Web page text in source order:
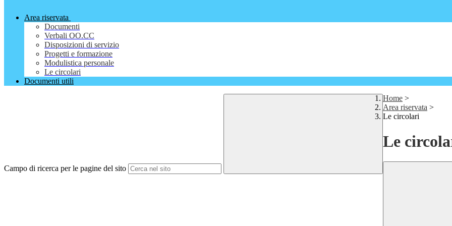
Area riservata
Documenti
Verbali OO.CC
Disposizioni di servizio
Progetti e formazione
Modulistica personale
Le circolari
Documenti utili
Campo di ricerca per le pagine del sito
Home >
Area riservata >
Le circolari
Le